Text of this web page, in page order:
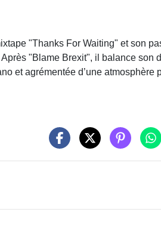
"Thanks For Waiting" et son
"Blame Brexit", il balance son
et agrémentée d’une atmosphère